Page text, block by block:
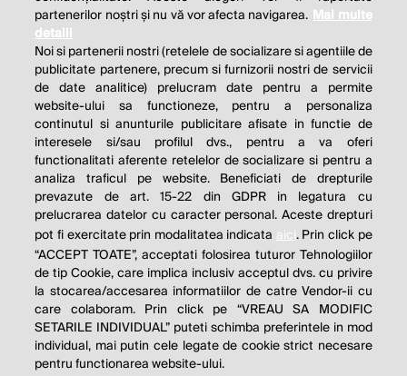
partenerilor noștri și nu vă vor afecta navigarea. Mai multe
detalii
Noi si partenerii nostri (retelele de socializare si agentiile de
publicitate partenere, precum si furnizorii nostri de servicii
de date analitice) prelucram date pentru a permite
website-ului sa functioneze, pentru a personaliza
continutul si anunturile publicitare afisate in functie de
interesele si/sau profilul dvs., pentru a va oferi
functionalitati aferente retelelor de socializare si pentru a
analiza traficul pe website. Beneficiati de drepturile
prevazute de art. 15-22 din GDPR in legatura cu
prelucrarea datelor cu caracter personal. Aceste drepturi
pot fi exercitate prin modalitatea indicata aici. Prin click pe
“ACCEPT TOATE”, acceptati folosirea tuturor Tehnologiilor
de tip Cookie, care implica inclusiv acceptul dvs. cu privire
la stocarea/accesarea informatiilor de catre Vendor-ii cu
care colaboram. Prin click pe “VREAU SA MODIFIC
SETARILE INDIVIDUAL” puteti schimba preferintele in mod
individual, mai putin cele legate de cookie strict necesare
pentru functionarea website-ului.